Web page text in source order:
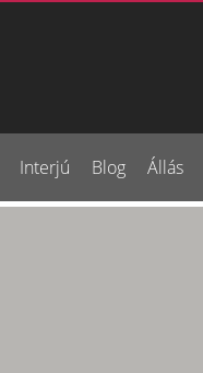
Interjú Blog Állás